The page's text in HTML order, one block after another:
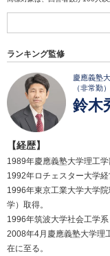
ランキング監修
慶應義塾
（非常勤）
鈴木
【経歴】
1989年慶應義塾大学理工学
1992年ロチェスター大学経
1996年東京工業大学大学
学）取得。
1996年筑波大学社会工学
2008年4月慶應義塾大学理
在に至る。